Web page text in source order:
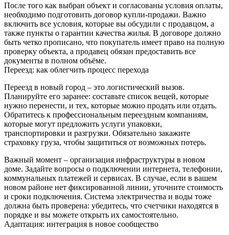
После того как выбран объект и согласованы условия оплаты,
необходимо подготовить договор купли-продажи. Важно
включить все условия, которые вы обсудили с продавцом, а
также пункты о гарантии качества жилья. В договоре должно
быть четко прописано, что покупатель имеет право на полную
проверку объекта, а продавец обязан предоставить все
документы в полном объёме.
Переезд: как облегчить процесс перехода
Переезд в новый город – это логистический вызов.
Планируйте его заранее: составьте список вещей, которые
нужно перенести, и тех, которые можно продать или отдать.
Обратитесь к профессиональным переездным компаниям,
которые могут предложить услуги упаковки,
транспортировки и разгрузки. Обязательно закажите
страховку груза, чтобы защититься от возможных потерь.
Важный момент – организация инфраструктуры в новом
доме. Задайте вопросы о подключении интернета, телефонии,
коммунальных платежей и сервисах. В случае, если в вашем
новом районе нет фиксированной линии, уточните стоимость
и сроки подключения. Система электричества и воды тоже
должна быть проверена: убедитесь, что счетчики находятся в
порядке и вы можете открыть их самостоятельно.
Адаптация: интеграция в новое сообщество